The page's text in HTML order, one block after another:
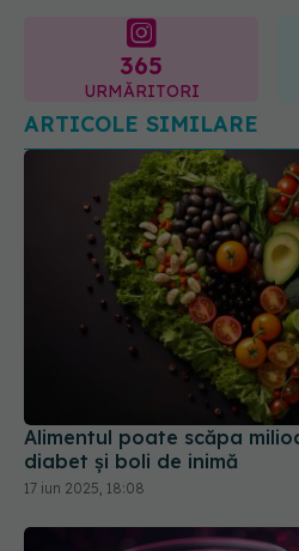
365
URMĂRITORI
ARTICOLE SIMILARE
Alimentul poate scăpa
diabet și boli de inimă
17 iun 2025, 18:08